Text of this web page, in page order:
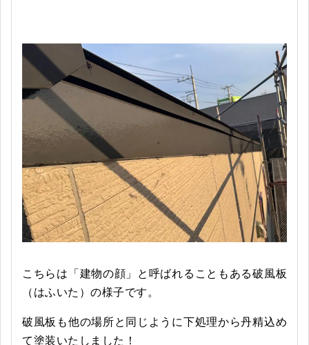
こちらは「建物の顔」と呼ばれることもある破風板
（はふいた）の様子です。
破風板も他の場所と同じように下処理から丹精込め
て塗装いたしました！